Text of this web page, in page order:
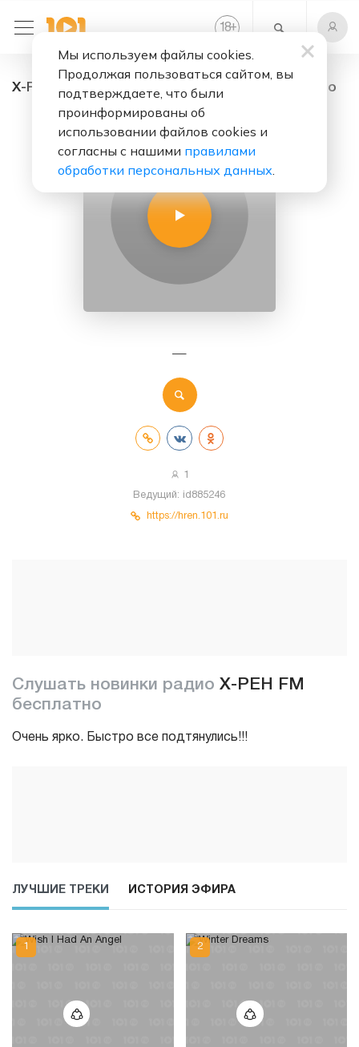
18+
Х-РЕН FM - радио онлайн. Слушать бесплатно
—
1
Ведущий: id885246
https://hren.101.ru
Слушать новинки радио Х-РЕН FM
бесплатно
Очень ярко. Быстро все подтянулись!!!
ЛУЧШИЕ ТРЕКИ ИСТОРИЯ ЭФИРА
Мы используем файлы cookies.
Продолжая пользоваться сайтом, вы
подтверждаете, что были
проинформированы об
использовании файлов cookies и
согласны с нашими правилами
обработки персональных данных.